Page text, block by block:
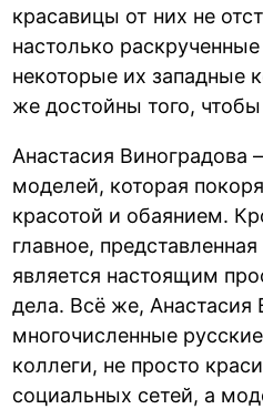
красавицы от них не
настолько
некоторые их западные
же достойны того,
Анастасия Виноградова
моделей, которая
красотой и обаянием.
главное,
является настоящим
дела. Всё же, Анастасия
многочисленные
коллеги, не просто
социальных сетей, а